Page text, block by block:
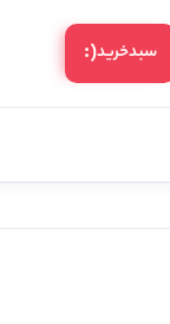
سبد‌خرید(: